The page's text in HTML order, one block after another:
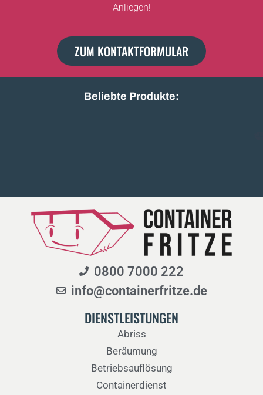
Anliegen!
ZUM KONTAKTFORMULAR
Beliebte Produkte:
0800 7000 222
info@containerfritze.de
DIENSTLEISTUNGEN
Abriss
Beräumung
Betriebsauflösung
Containerdienst